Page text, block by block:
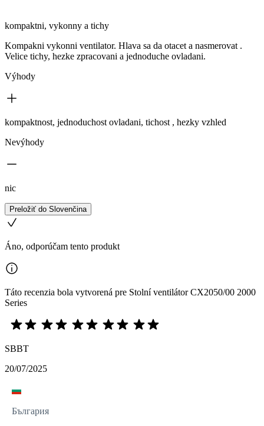
kompaktni, vykonny a tichy
Kompakni vykonni ventilator. Hlava sa da otacet a nasmerovat .
Velice tichy, hezke zpracovani a jednoduche ovladani.
Výhody
kompaktnost, jednoduchost ovladani, tichost , hezky vzhled
Nevýhody
nic
Preložiť do Slovenčina
Áno, odporúčam tento produkt
Táto recenzia bola vytvorená pre Stolní ventilátor CX2050/00 2000
Series
SBBT
20/07/2025
България